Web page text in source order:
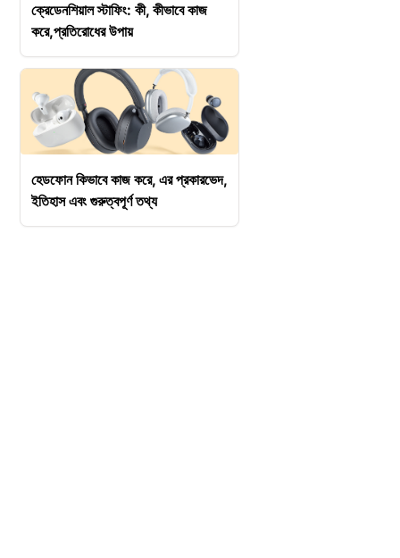
ক্রেডেনশিয়াল স্টাফিং: কী, কীভাবে কাজ
করে,প্রতিরোধের উপায়
হেডফোন কিভাবে কাজ করে, এর প্রকারভেদ,
ইতিহাস এবং গুরুত্বপূর্ণ তথ্য